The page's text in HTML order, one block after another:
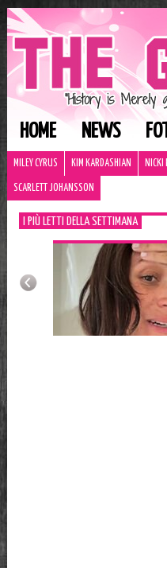
HOME NEWS
MILEY CYRUS KIM KARDASHIAN NICKI
SCARLETT JOHANSSON
I PIÙ LETTI DELLA SETTIMANA